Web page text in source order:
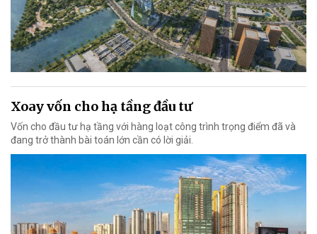
Xoay vốn cho hạ tầng đầu tư
Vốn cho đầu tư hạ tầng với hàng loạt công trình trọng điểm đã và
đang trở thành bài toán lớn cần có lời giải.